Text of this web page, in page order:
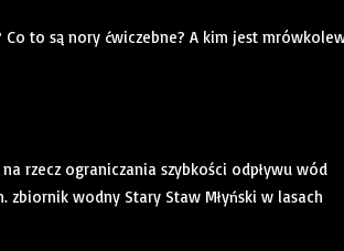
to są nory ćwiczebne? A kim jest
rzecz ograniczania szybkości odpływu wód
wodny Stary Staw Młyński w lasach